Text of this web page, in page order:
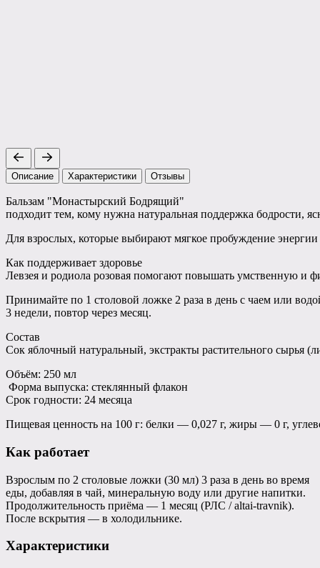
Описание Характеристики Отзывы
Бальзам "Монастырский Бодрящий"
подходит тем, кому нужна натуральная поддержка бодрости,
Для взрослых, которые выбирают мягкое пробуждение
Как поддерживает здоровье
Левзея и родиола розовая помогают повышать умственную и
Принимайте по 1 столовой ложке 2 раза в день с чаем или
3 недели, повтор через месяц.
Состав
Сок яблочный натуральный, экстракты растительного сырья
Объём: 250 мл
Форма выпуска: стеклянный флакон
Срок годности: 24 месяца
Пищевая ценность на 100 г: белки — 0,027 г, жиры — 0 г,
Как работает
Взрослым по 2 столовые ложки (30 мл) 3 раза в день во время
еды, добавляя в чай, минеральную воду или другие напитки.
Продолжительность приёма — 1 месяц (РЛС / altai-travnik).
После вскрытия — в холодильнике.
Характеристики